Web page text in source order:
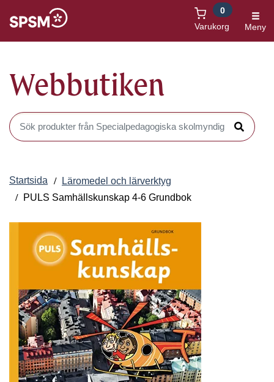
Varukorg
0
Meny
Webbutiken
Sök produkter i Webbutiken
Sök
Startsida
Läromedel och lärverktyg
PULS Samhällskunskap 4-6 Grundbok